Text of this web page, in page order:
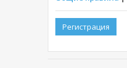
Регистрация